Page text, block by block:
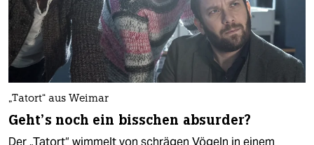
„Tatort“ aus Weimar
Geht’s noch ein bisschen absurder?
Der „Tatort“ wimmelt von schrägen Vögeln in einem